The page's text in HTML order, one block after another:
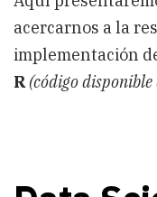
acercarnos a la
implementación
R (código